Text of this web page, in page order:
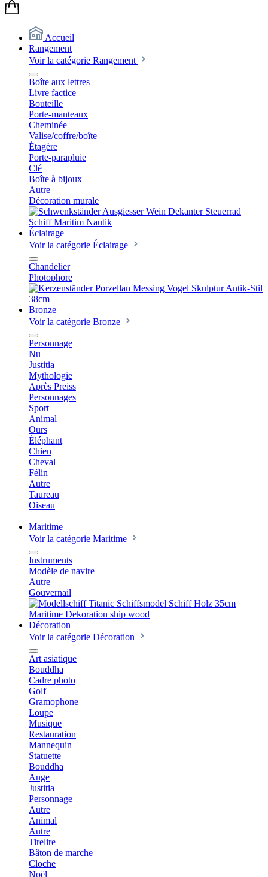
Accueil
Rangement
Voir la catégorie Rangement
Boîte aux lettres
Livre factice
Bouteille
Porte-manteaux
Cheminée
Valise/coffre/boîte
Étagère
Porte-parapluie
Clé
Boîte à bijoux
Autre
Décoration murale
Éclairage
Voir la catégorie Éclairage
Chandelier
Photophore
Bronze
Voir la catégorie Bronze
Personnage
Nu
Justitia
Mythologie
Après Preiss
Personnages
Sport
Animal
Ours
Éléphant
Chien
Cheval
Félin
Autre
Taureau
Oiseau
Maritime
Voir la catégorie Maritime
Instruments
Modèle de navire
Autre
Gouvernail
Décoration
Voir la catégorie Décoration
Art asiatique
Bouddha
Cadre photo
Golf
Gramophone
Loupe
Musique
Restauration
Mannequin
Statuette
Bouddha
Ange
Justitia
Personnage
Autre
Animal
Autre
Tirelire
Bâton de marche
Cloche
Noël